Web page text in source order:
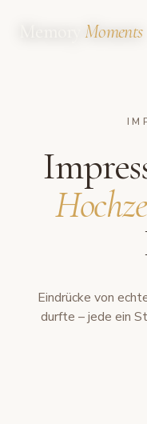
Moments
Eindrücke von
durfte – jede ein